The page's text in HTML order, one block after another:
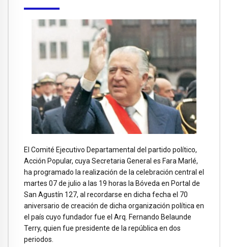
El Comité Ejecutivo Departamental del partido político,
Acción Popular, cuya Secretaria General es Fara Marlé,
ha programado la realización de la celebración central el
martes 07 de julio a las 19 horas la Bóveda en Portal de
San Agustín 127, al recordarse en dicha fecha el 70
aniversario de creación de dicha organización política en
el país cuyo fundador fue el Arq. Fernando Belaunde
Terry, quien fue presidente de la república en dos
periodos.